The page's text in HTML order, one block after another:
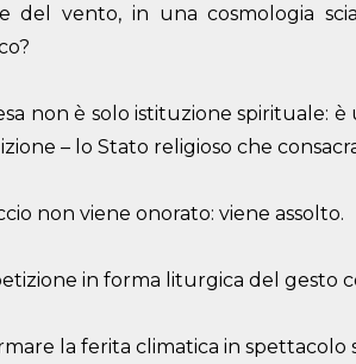
del vento, in una cosmologia
non è solo istituzione spirituale:
– lo Stato religioso che
non viene onorato: viene assolto.
in forma liturgica del gesto
la ferita climatica in